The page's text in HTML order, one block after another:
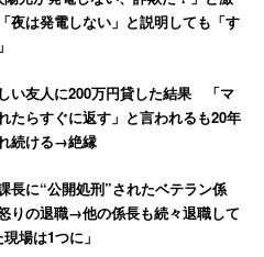
は発電しない」と説明しても「す
い友人に200万円貸した結果 「マ
たらすぐに返す」と言われるも20年
続ける→絶縁
長に“公開処刑”されたベテラン係
りの退職→他の係長も続々退職して
現場は1つに」